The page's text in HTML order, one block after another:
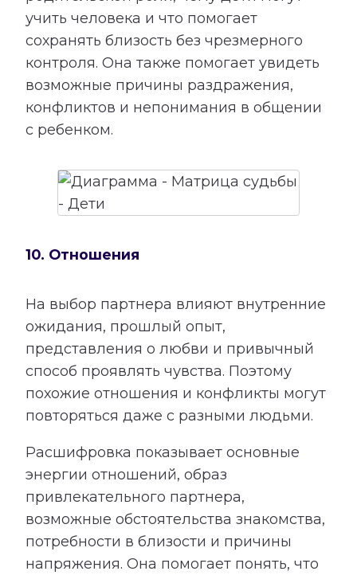
учить человека и что помогает
сохранять близость без чрезмерного
контроля. Она также помогает увидеть
возможные причины раздражения,
конфликтов и непонимания в общении
с ребенком.
10. Отношения
На выбор партнера влияют внутренние
ожидания, прошлый опыт,
представления о любви и привычный
способ проявлять чувства. Поэтому
похожие отношения и конфликты могут
повторяться даже с разными людьми.
Расшифровка показывает основные
энергии отношений, образ
привлекательного партнера,
возможные обстоятельства знакомства,
потребности в близости и причины
напряжения. Она помогает понять, что